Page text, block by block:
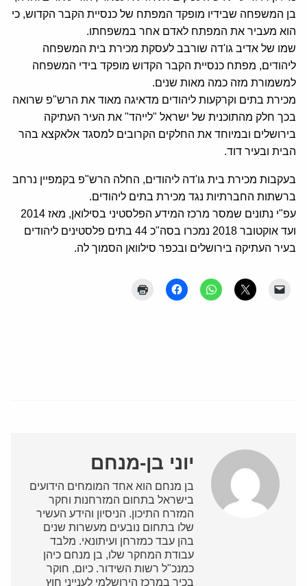
בן המשפחה שבידיו מופקד המפתח של כנסיית הקבר הקדוש, כי
הוא מעביר את המפתח לאדם אחר במשפחתו.
שמו של אדיב גו'דה שורבב לעסקת מכירת בית המשפחה
ליהודים, מפתח כנסיית הקבר הקדוש מופקד בידי המשפחה
למשמורת מזה כמה מאות שנים.
מכירת בתים וקרקעות ליהודים מדאיגה מאוד את הרש"פ שרואה
בכך חלק מהתוכנית של ישראל "לייהד" את העיר העתיקה
בירושלים ובמיוחד את החלקים הקרובים למסגד אלאקצא בהר
הבית ובעיר דוד.
בעקבות מכירת בית גו'דה ליהודים, החלה הרש"פ בקמפיין נרחב
ברשתות החברתיות נגד מכירת בתים ליהודים.
עפ"י נתונים שמסר מרכז המידע הפלסטיני בסילואן, מאז 2014
ועד אוקטובר 2018 נמכרו בסה"כ 44 בתים פלסטינים ליהודים
בעיר העתיקה בירושלים ובכפר סילוואן הסמוך לה.
יוני בן-מנחם
בן מנחם הוא אחד המומחים הידועים
בישראל בתחום המזרחנות וחקר
המזרח התיכון. הניסיון והידע העשיר
שלו בתחום נובעים מעשרות שנים
בהן עבד כמזרחן ועיתונאי. מלבד
עבודת המחקר שלו, בן מנחם כיהן
כמנכ"ל רשות השידור. כיום, חוקר
בכיר במרכז הירושלמי לענייני חוץ